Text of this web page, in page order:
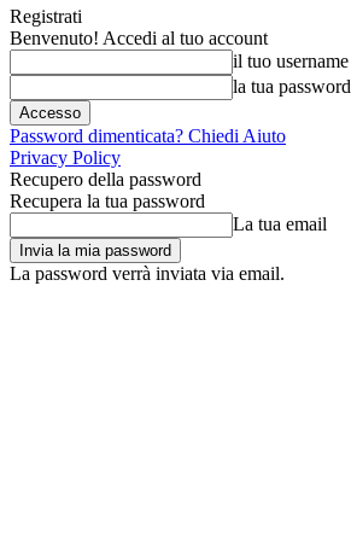
Registrati
Benvenuto! Accedi al tuo account
il tuo username
la tua password
Password dimenticata? Chiedi Aiuto
Privacy Policy
Recupero della password
Recupera la tua password
La tua email
La password verrà inviata via email.